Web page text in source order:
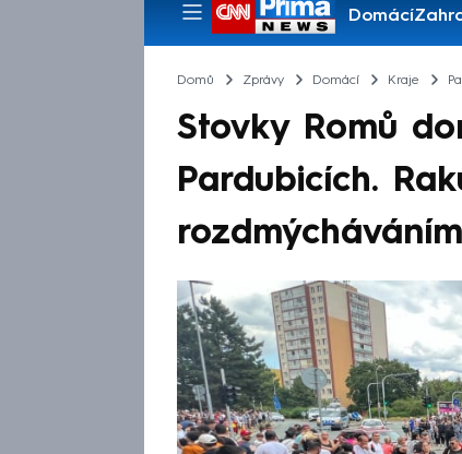
Domácí
Pořady
Domů Zprávy Domácí Kraje
Stovky Romů
Pardubicích.